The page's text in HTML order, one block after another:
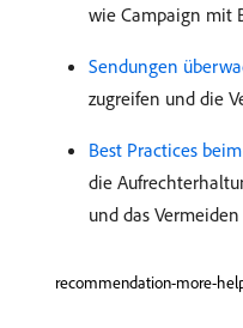
wie Campaign mit
Sendungen
zugreifen und die
Best Practices
die
und das
recommendation-more-